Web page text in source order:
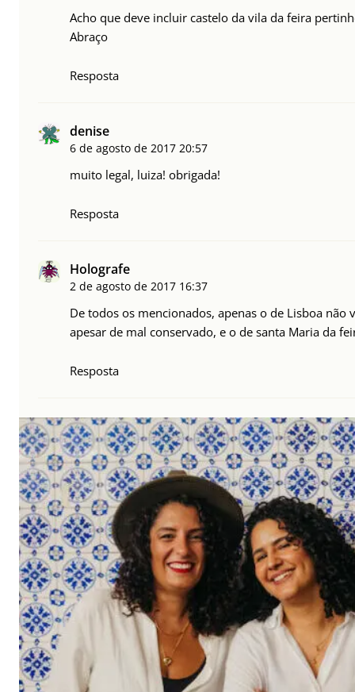
Acho que deve incluir castelo da vila da feira
Abraço
Resposta
denise
6 de agosto de 2017 20:57
muito legal, luiza! obrigada!
Resposta
Holografe
2 de agosto de 2017 16:37
De todos os mencionados, apenas o de Lisboa
apesar de mal conservado, e o de santa Maria da
Resposta